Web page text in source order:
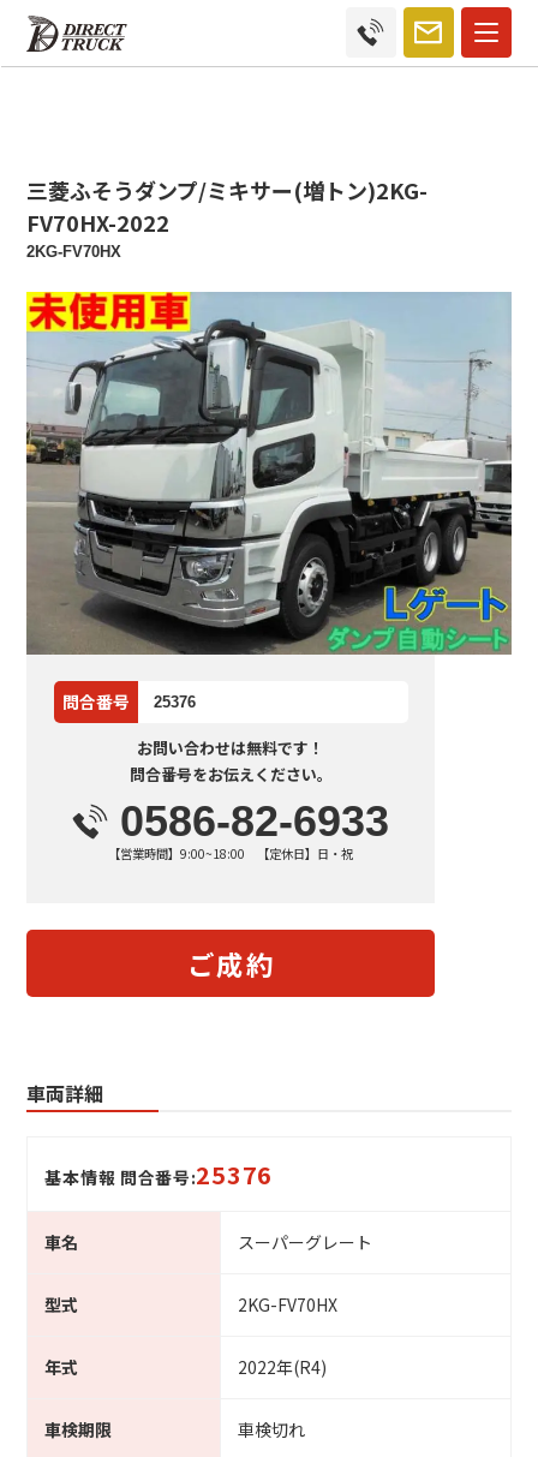
三菱ふそうダンプ/ミキサー(増トン)2KG-
FV70HX-2022
2KG-FV70HX
問合番号 25376
お問い合わせは無料です！
問合番号をお伝えください。
0586-82-6933
【営業時間】9:00~18:00 【定休日】日・祝
ご成約
車両詳細
基本情報 問合番号:25376
車名 スーパーグレート
型式 2KG-FV70HX
年式 2022年(R4)
車検期限 車検切れ